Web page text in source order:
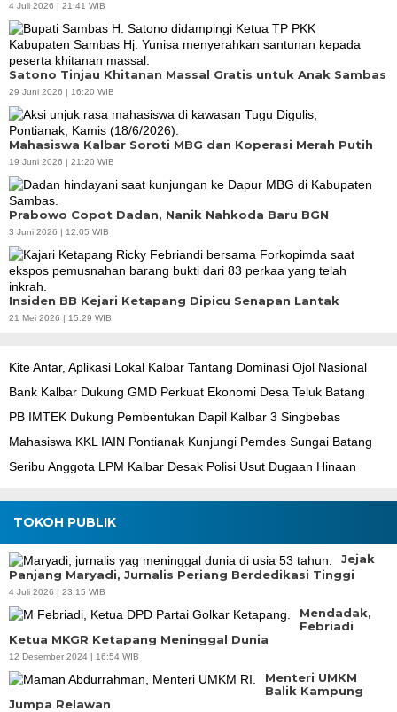
4 Juli 2026 | 21:41 WIB
Satono Tinjau Khitanan Massal Gratis untuk Anak Sambas
29 Juni 2026 | 16:20 WIB
Mahasiswa Kalbar Soroti MBG dan Koperasi Merah Putih
19 Juni 2026 | 21:20 WIB
Prabowo Copot Dadan, Nanik Nahkoda Baru BGN
3 Juni 2026 | 12:05 WIB
Insiden BB Kejari Ketapang Dipicu Senapan Lantak
21 Mei 2026 | 15:29 WIB
Kite Antar, Aplikasi Lokal Kalbar Tantang Dominasi Ojol Nasional
Bank Kalbar Dukung GMD Perkuat Ekonomi Desa Teluk Batang
PB IMTEK Dukung Pembentukan Dapil Kalbar 3 Singbebas
Mahasiswa KKL IAIN Pontianak Kunjungi Pemdes Sungai Batang
Seribu Anggota LPM Kalbar Desak Polisi Usut Dugaan Hinaan
TOKOH PUBLIK
Jejak
Panjang Maryadi, Jurnalis Periang Berdedikasi Tinggi
4 Juli 2026 | 23:15 WIB
Mendadak,
Febriadi
Ketua MKGR Ketapang Meninggal Dunia
12 Desember 2024 | 16:54 WIB
Menteri UMKM
Balik Kampung
Jumpa Relawan